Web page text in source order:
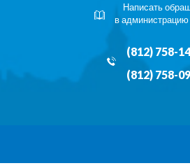
Написать
в администрацию
(812) 758-
(812) 758-